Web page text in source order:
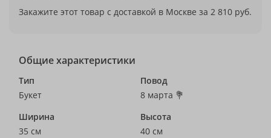
Закажите этот товар с доставкой в Москве за 2 810 руб.
Общие характеристики
Тип
Букет
Повод
8 марта 💐
Ширина
35 см
Высота
40 см